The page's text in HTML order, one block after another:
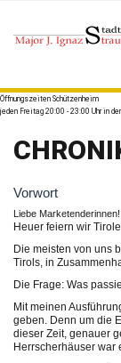
Öffnungszeiten Schützenheim
jeden Freitag 20:00 - 23:00 Uhr in
Vorwort
Liebe
Heuer feiern wir
Die meisten von uns
Tirols, in
Die Frage: Was
Mit meinen
geben. Denn um die
dieser Zeit, genauer
Herrscherhäuser war